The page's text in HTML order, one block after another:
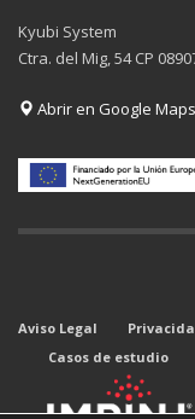
Kyubi System
Ctra. del Mig, 54 CP
Abrir en Google Maps
Aviso Legal
Casos de estudio